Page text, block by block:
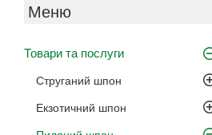
Товари та послуги
Струганий шпон
Екзотичний шпон